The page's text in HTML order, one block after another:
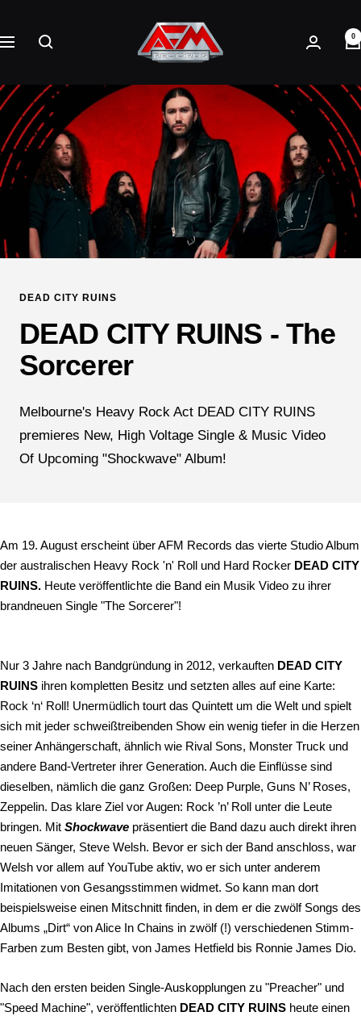
Inhalt
Navigation
AFM
Records
0
DEAD CITY RUINS
DEAD CITY RUINS - The
Sorcerer
Melbourne's Heavy Rock Act DEAD CITY RUINS
premieres New, High Voltage Single & Music Video
Of Upcoming "Shockwave" Album!
Am 19. August erscheint über AFM Records das vierte Studio Album
der australischen Heavy Rock 'n' Roll und Hard Rocker DEAD CITY
RUINS. Heute veröffentlichte die Band ein Musik Video zu ihrer
brandneuen Single "The Sorcerer"!
Nur 3 Jahre nach Bandgründung in 2012, verkauften DEAD CITY
RUINS ihren kompletten Besitz und setzten alles auf eine Karte:
Rock ‘n‘ Roll! Unermüdlich tourt das Quintett um die Welt und spielt
sich mit jeder schweißtreibenden Show ein wenig tiefer in die Herzen
seiner Anhängerschaft, ähnlich wie Rival Sons, Monster Truck und
andere Band-Vertreter ihrer Generation. Auch die Einflüsse sind
dieselben, nämlich die ganz Großen: Deep Purple, Guns N’ Roses,
Zeppelin. Das klare Ziel vor Augen: Rock ’n’ Roll unter die Leute
bringen. Mit Shockwave präsentiert die Band dazu auch direkt ihren
neuen Sänger, Steve Welsh. Bevor er sich der Band anschloss, war
Welsh vor allem auf YouTube aktiv, wo er sich unter anderem
Imitationen von Gesangsstimmen widmet. So kann man dort
beispielsweise einen Mitschnitt finden, in dem er die zwölf Songs des
Albums „Dirt“ von Alice In Chains in zwölf (!) verschiedenen Stimm-
Farben zum Besten gibt, von James Hetfield bis Ronnie James Dio.
Nach den ersten beiden Single-Auskopplungen zu "Preacher" und
"Speed Machine", veröffentlichten DEAD CITY RUINS heute einen